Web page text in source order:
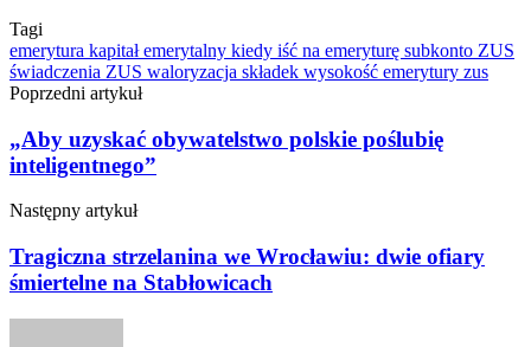
Tagi
emerytura kapitał emerytalny kiedy iść na emeryturę subkonto ZUS
świadczenia ZUS waloryzacja składek wysokość emerytury zus
Poprzedni artykuł
„Aby uzyskać obywatelstwo polskie poślubię
inteligentnego”
Następny artykuł
Tragiczna strzelanina we Wrocławiu: dwie ofiary
śmiertelne na Stabłowicach